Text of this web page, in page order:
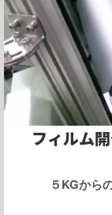
フィルム
５KGから